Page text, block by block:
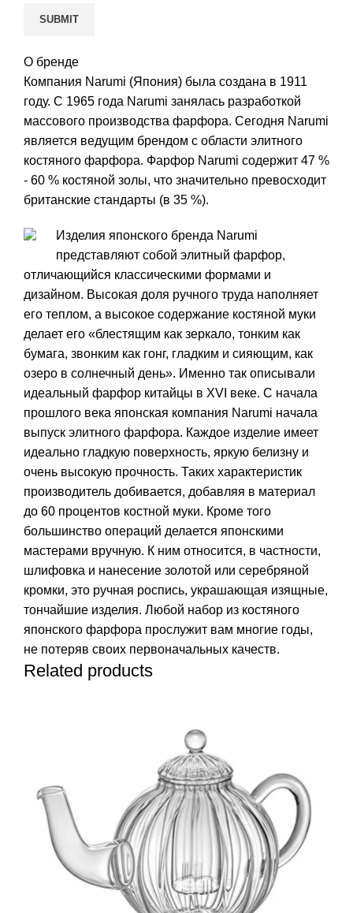
О бренде
Компания Narumi (Япония) была создана в 1911
году. С 1965 года Narumi занялась разработкой
массового производства фарфора. Сегодня Narumi
является ведущим брендом с области элитного
костяного фарфора. Фарфор Narumi содержит 47 %
- 60 % костяной золы, что значительно превосходит
британские стандарты (в 35 %).
Изделия японского бренда Narumi
представляют собой элитный фарфор,
отличающийся классическими формами и
дизайном. Высокая доля ручного труда наполняет
его теплом, а высокое содержание костяной муки
делает его «блестящим как зеркало, тонким как
бумага, звонким как гонг, гладким и сияющим, как
озеро в солнечный день». Именно так описывали
идеальный фарфор китайцы в XVI веке. С начала
прошлого века японская компания Narumi начала
выпуск элитного фарфора. Каждое изделие имеет
идеально гладкую поверхность, яркую белизну и
очень высокую прочность. Таких характеристик
производитель добивается, добавляя в материал
до 60 процентов костной муки. Кроме того
большинство операций делается японскими
мастерами вручную. К ним относится, в частности,
шлифовка и нанесение золотой или серебряной
кромки, это ручная роспись, украшающая изящные,
тончайшие изделия. Любой набор из костяного
японского фарфора прослужит вам многие годы,
не потеряв своих первоначальных качеств.
Related products